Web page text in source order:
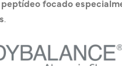
focado
.